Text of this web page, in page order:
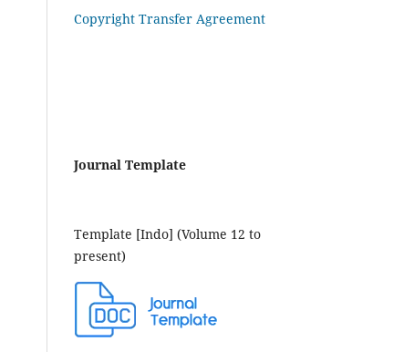
Copyright Transfer Agreement
Journal Template
Template [Indo] (Volume 12 to
present)